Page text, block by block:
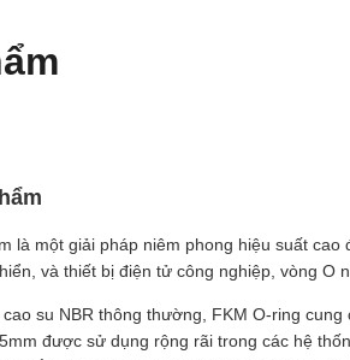
là một giải pháp niêm phong hiệu suất
và thiết bị điện tử công nghiệp, vòng
su NBR thông thường, FKM O-ring
được sử dụng rộng rãi trong các hệ